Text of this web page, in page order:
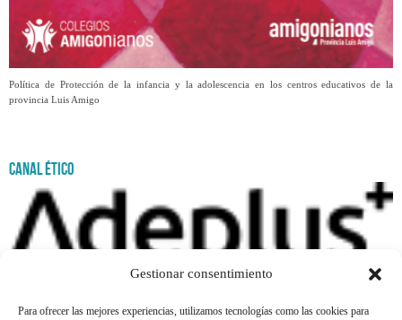
Gestionar consentimiento
Para ofrecer las mejores experiencias, utilizamos tecnologías como las cookies para
Política de Protección de la infancia y la adolescencia en los centros educativos de la
provincia Luis Amigo
Canal Ético